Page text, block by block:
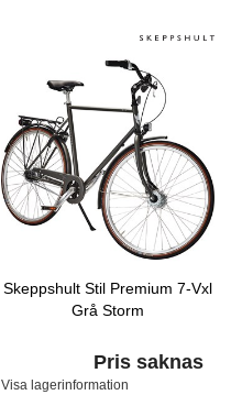
Skeppshult Stil Premium 7-Vxl
Grå Storm
Pris saknas
Visa lagerinformation